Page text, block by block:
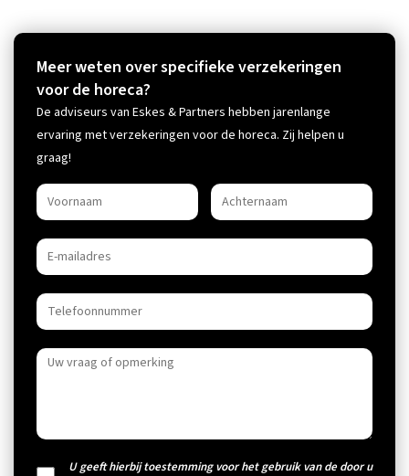
Meer weten over specifieke verzekeringen
voor de horeca?
De adviseurs van Eskes & Partners hebben jarenlange
ervaring met verzekeringen voor de horeca. Zij helpen u
graag!
U geeft hierbij toestemming voor het gebruik van de door u